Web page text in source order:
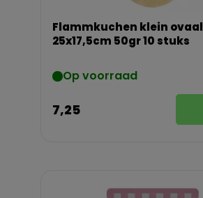
Flammkuchen klein ovaal
25x17,5cm 50gr 10 stuks
Op voorraad
7,25